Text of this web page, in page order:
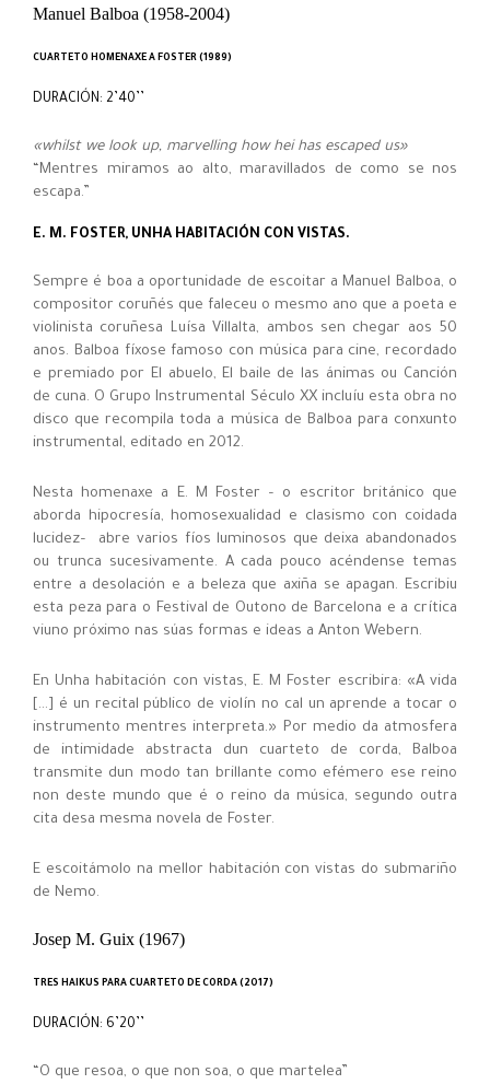
Manuel Balboa (1958-2004)
CUARTETO HOMENAXE A FOSTER (1989)
DURACIÓN: 2’40’’
«whilst we look up, marvelling how hei has escaped us»
“Mentres miramos ao alto, maravillados de como se nos
escapa.”
E. M. FOSTER, UNHA HABITACIÓN CON VISTAS.
Sempre é boa a oportunidade de escoitar a Manuel Balboa, o
compositor coruñés que faleceu o mesmo ano que a poeta e
violinista coruñesa Luísa Villalta, ambos sen chegar aos 50
anos. Balboa fíxose famoso con música para cine, recordado
e premiado por El abuelo, El baile de las ánimas ou Canción
de cuna. O Grupo Instrumental Século XX incluíu esta obra no
disco que recompila toda a música de Balboa para conxunto
instrumental, editado en 2012.
Nesta homenaxe a E. M Foster – o escritor británico que
aborda hipocresía, homosexualidad e clasismo con coidada
lucidez– abre varios fíos luminosos que deixa abandonados
ou trunca sucesivamente. A cada pouco acéndense temas
entre a desolación e a beleza que axiña se apagan. Escribiu
esta peza para o Festival de Outono de Barcelona e a crítica
viuno próximo nas súas formas e ideas a Anton Webern.
En Unha habitación con vistas, E. M Foster escribira: «A vida
[…] é un recital público de violín no cal un aprende a tocar o
instrumento mentres interpreta.» Por medio da atmosfera
de intimidade abstracta dun cuarteto de corda, Balboa
transmite dun modo tan brillante como efémero ese reino
non deste mundo que é o reino da música, segundo outra
cita desa mesma novela de Foster.
E escoitámolo na mellor habitación con vistas do submariño
de Nemo.
Josep M. Guix (1967)
TRES HAIKUS PARA CUARTETO DE CORDA (2017)
DURACIÓN: 6’20’’
“O que resoa, o que non soa, o que martelea”